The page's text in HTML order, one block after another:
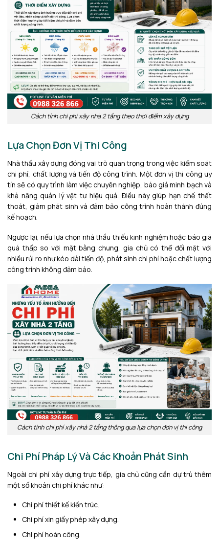
Cách tính chi phí xây nhà 2 tầng theo thời điểm xây dựng
Lựa Chọn Đơn Vị Thi Công
Nhà thầu xây dựng đóng vai trò quan trọng trong việc kiểm soát
chi phí, chất lượng và tiến độ công trình. Một đơn vị thi công uy
tín sẽ có quy trình làm việc chuyên nghiệp, báo giá minh bạch và
khả năng quản lý vật tư hiệu quả. Điều này giúp hạn chế thất
thoát, giảm phát sinh và đảm bảo công trình hoàn thành đúng
kế hoạch.
Ngược lại, nếu lựa chọn nhà thầu thiếu kinh nghiệm hoặc báo giá
quá thấp so với mặt bằng chung, gia chủ có thể đối mặt với
nhiều rủi ro như kéo dài tiến độ, phát sinh chi phí hoặc chất lượng
công trình không đảm bảo.
Cách tính chi phí xây nhà 2 tầng thông qua lựa chọn đơn vị thi công
Chi Phí Pháp Lý Và Các Khoản Phát Sinh
Ngoài chi phí xây dựng trực tiếp, gia chủ cũng cần dự trù thêm
một số khoản chi phí khác như:
Chi phí thiết kế kiến trúc.
Chi phí xin giấy phép xây dựng.
Chi phí hoàn công.